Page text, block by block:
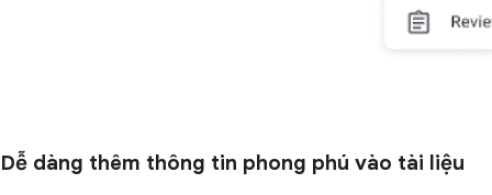
Dễ dàng thêm thông tin phong phú vào tài liệu